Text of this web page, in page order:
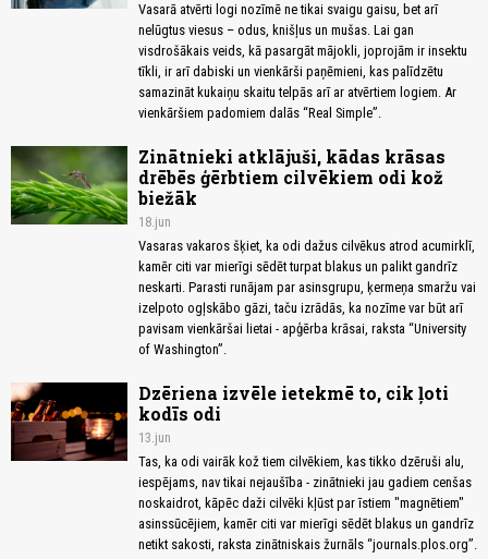
Vasarā atvērti logi nozīmē ne tikai svaigu gaisu, bet arī
nelūgtus viesus – odus, knišļus un mušas. Lai gan
visdrošākais veids, kā pasargāt mājokli, joprojām ir insektu
tīkli, ir arī dabiski un vienkārši paņēmieni, kas palīdzētu
samazināt kukaiņu skaitu telpās arī ar atvērtiem logiem. Ar
vienkāršiem padomiem dalās “Real Simple”.
Zinātnieki atklājuši, kādas krāsas
drēbēs ģērbtiem cilvēkiem odi kož
biežāk
18.jun
Vasaras vakaros šķiet, ka odi dažus cilvēkus atrod acumirklī,
kamēr citi var mierīgi sēdēt turpat blakus un palikt gandrīz
neskarti. Parasti runājam par asinsgrupu, ķermeņa smaržu vai
izelpoto ogļskābo gāzi, taču izrādās, ka nozīme var būt arī
pavisam vienkāršai lietai - apģērba krāsai, raksta “University
of Washington”.
Dzēriena izvēle ietekmē to, cik ļoti
kodīs odi
13.jun
Tas, ka odi vairāk kož tiem cilvēkiem, kas tikko dzēruši alu,
iespējams, nav tikai nejaušība - zinātnieki jau gadiem cenšas
noskaidrot, kāpēc daži cilvēki kļūst par īstiem "magnētiem"
asinssūcējiem, kamēr citi var mierīgi sēdēt blakus un gandrīz
netikt sakosti, raksta zinātniskais žurnāls “journals.plos.org”.